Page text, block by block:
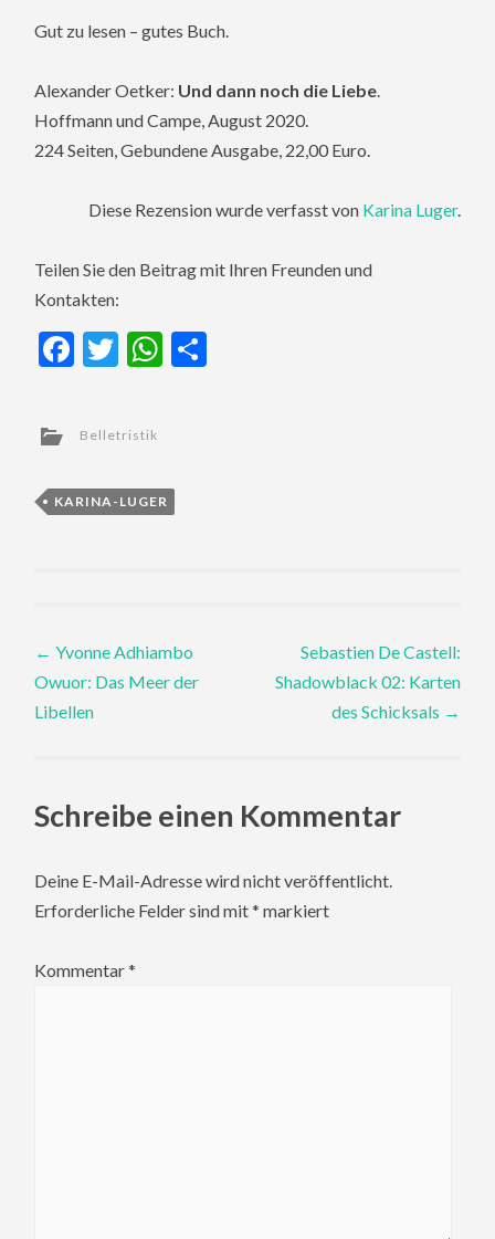
Gut zu lesen – gutes Buch.
Alexander Oetker: Und dann noch die Liebe.
Hoffmann und Campe, August 2020.
224 Seiten, Gebundene Ausgabe, 22,00 Euro.
Diese Rezension wurde verfasst von Karina Luger.
Teilen Sie den Beitrag mit Ihren Freunden und
Kontakten:
Facebook
TwitterWhatsApp
Belletristik
KARINA-LUGER
Post
navigation
← Yvonne Adhiambo
Owuor: Das Meer der
Libellen
Sebastien De Castell:
Shadowblack 02: Karten
des Schicksals →
Schreibe einen Kommentar
Deine E-Mail-Adresse wird nicht veröffentlicht.
Erforderliche Felder sind mit* markiert
Kommentar*